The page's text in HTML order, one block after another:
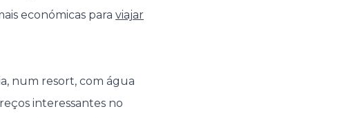
económicas para viajar
num resort, com água
interessantes no